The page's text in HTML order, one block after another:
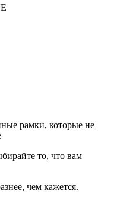
рамки, которые не
то, что вам
чем кажется.